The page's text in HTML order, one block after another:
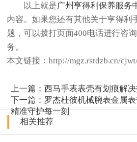
以上就是广州亨得利保养服务
内容。如果您还有其他关于亨得利
题，可以拨打页面400电话进行咨
务。
本文链接：http://mgz.rstdzb.cn/
上一篇： 西马手表表壳有划痕解
下一篇： 罗杰杜彼机械腕表金属
精准守护每一刻
相关推荐